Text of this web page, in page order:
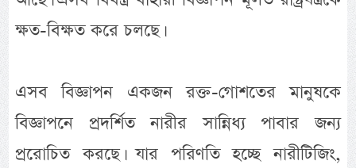
ক্ষত-বিক্ষত করে চলছে।
এসব বিজ্ঞাপন একজন রক্ত-গোশতের মানুষকে
বিজ্ঞাপনে প্রদর্শিত নারীর সান্নিধ্য পাবার জন্য
প্ররোচিত করছে। যার পরিণতি হচ্ছে নারীটিজিং,